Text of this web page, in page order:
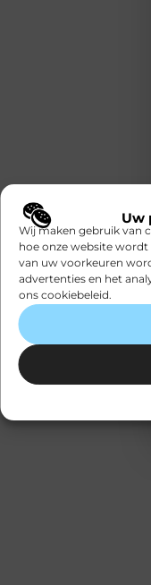
Uw
Wij maken gebruik van
hoe onze website
van uw voorkeuren
advertenties en het
ons cookiebeleid.